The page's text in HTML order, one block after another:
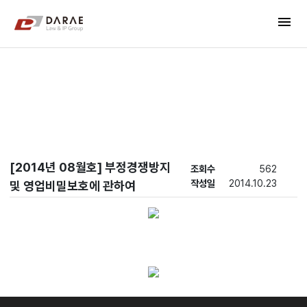
메인 메뉴 바로가기
menu
[2014년 08월호] 부정경쟁방지
및 영업비밀보호에 관하여
조회수
562
작성일
2014.10.23